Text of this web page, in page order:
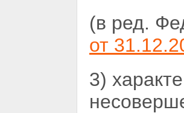
(в ред.
от
3)